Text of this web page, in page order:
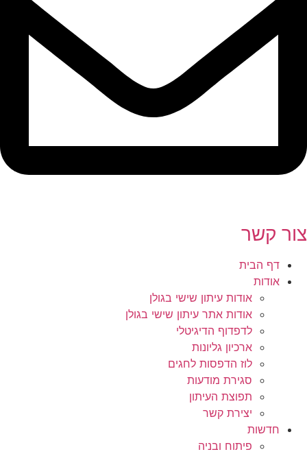
צור קשר
דף הבית
אודות
אודות עיתון שישי בגולן
אודות אתר עיתון שישי בגולן
לדפדוף הדיגיטלי
ארכיון גליונות
לוז הדפסות לחגים
סגירת מודעות
תפוצת העיתון
יצירת קשר
חדשות
פיתוח ובניה